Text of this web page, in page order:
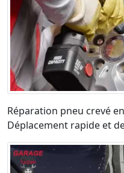
Réparation pneu crevé
Déplacement rapide et